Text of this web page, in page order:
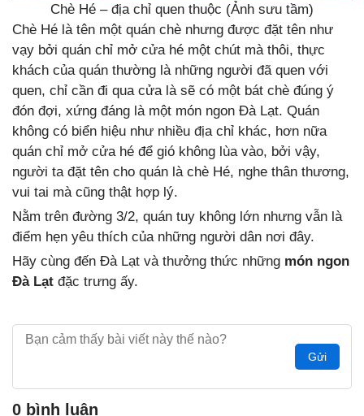
Chè Hé – địa chỉ quen thuộc (Ảnh sưu tầm)
Chè Hé là tên một quán chè nhưng được đặt tên như
vạy bởi quán chỉ mở cửa hé một chút mà thôi, thực
khách của quán thường là những người đã quen với
quen, chỉ cần đi qua cửa là sẽ có một bát chè đúng ý
đón đợi, xứng đáng là một món ngon Đà Lạt. Quán
không có biển hiệu như nhiều địa chỉ khác, hơn nữa
quán chỉ mở cửa hé để gió không lùa vào, bởi vậy,
người ta đặt tên cho quán là chè Hé, nghe thân thương,
vui tai mà cũng thật hợp lý.
Nằm trên đường 3/2, quán tuy không lớn nhưng vẫn là
điểm hẹn yêu thích của những người dân nơi đây.
Hãy cùng đến Đà Lạt và thưởng thức những món ngon
Đà Lạt đặc trưng ấy.
Gửi
0 bình luận